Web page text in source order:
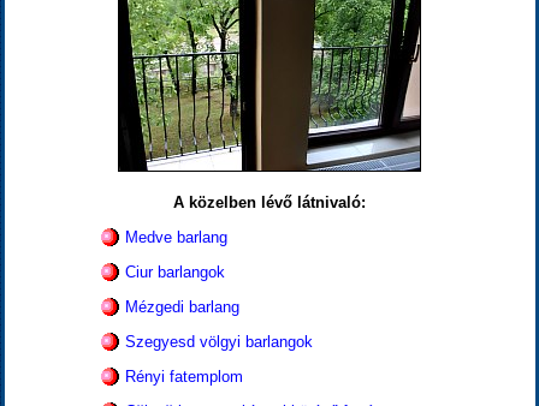
A közelben lévő látnivaló:
Medve barlang
Ciur barlangok
Mézgedi barlang
Szegyesd völgyi barlangok
Rényi fatemplom